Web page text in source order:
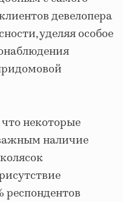
девелопера
уделяя особое
некоторые
наличие
респондентов